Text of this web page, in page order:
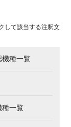
して該当する注釈文
機種一覧
種一覧